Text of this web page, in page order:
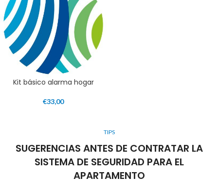
Kit básico alarma hogar
€33,00
TIPS
SUGERENCIAS ANTES DE CONTRATAR LA
SISTEMA DE SEGURIDAD PARA EL
APARTAMENTO